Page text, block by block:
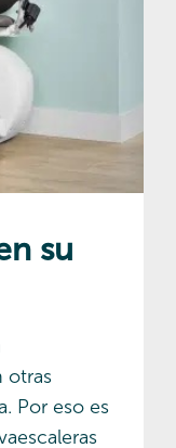
su
otras
Por eso es